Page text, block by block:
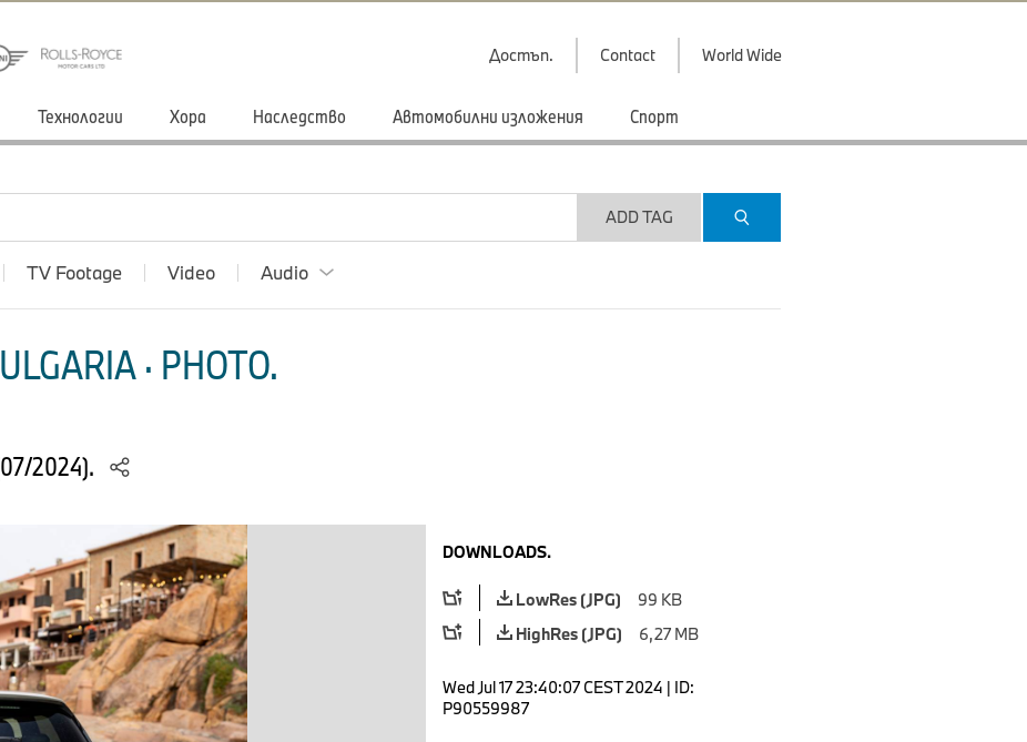
Достъп. Contact World Wide
Технологии Хора Наследство Автомобилни изложения Спорт
ADD TAG
TV Footage Video Audio
· PHOTO.
2024).
DOWNLOADS.
LowRes (JPG)
99 KB
HighRes (JPG)
6,27 MB
Wed Jul 17 23:40:07 CEST 2024 | ID:
P90559987